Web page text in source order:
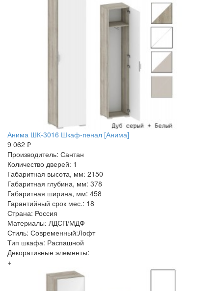
Анима ШК-3016 Шкаф-пенал [Анима]
9 062 ₽
Производитель: Сантан
Количество дверей: 1
Габаритная высота, мм: 2150
Габаритная глубина, мм: 378
Габаритная ширина, мм: 458
Гарантийный срок мес.: 18
Страна: Россия
Материалы: ЛДСП/МДФ
Стиль: Современный:Лофт
Тип шкафа: Распашной
Декоративные элементы:
+